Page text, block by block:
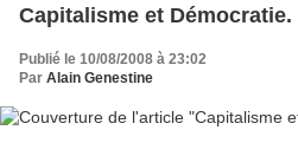
Capitalisme et Démocratie.
Publié le 10/08/2008 à 23:02
Par Alain Genestine